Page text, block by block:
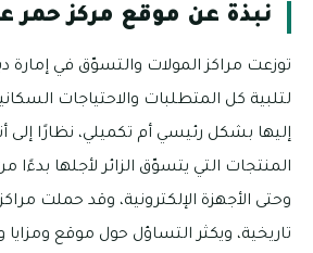
نبذة عن موقع مركز حمر
توزعت مراكز المولات والتسوّق في إمارة
لتلبية كل المتطلبات والاحتياجات
إليها بشكل رئيسي أم تكميلي، نظارًا إلى
المنتجات التي يتسوّق الزائر لأجلها بدءًا
وحتى الأجهزة الإلكترونية، وقد حملت
تاريخية، ويكثر التساؤل حول موقع ومزايا